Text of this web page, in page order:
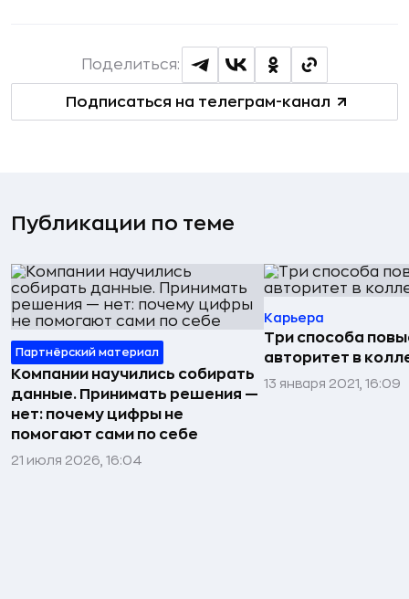
Подписаться на телеграм-канал
Поделиться:
Публикации по теме
Партнёрский материал
Компании научились собирать
данные. Принимать решения —
нет: почему цифры не
помогают сами по себе
21 июля 2026, 16:04
Карьера
Три способа
авторитет в
13 января 2021, 16:09